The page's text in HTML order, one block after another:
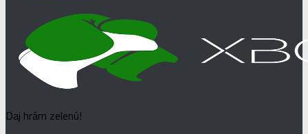
Daj hrám zelenú!